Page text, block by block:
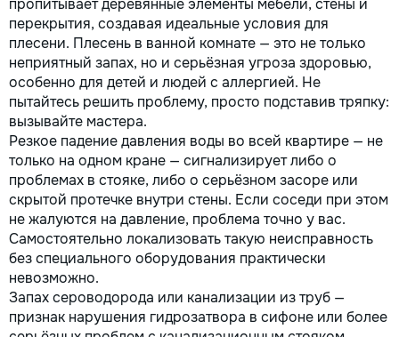
Ваша техника сломалась,
искрит или не включается?
Не спешите покупать новую!
Спасем ваш бюджет.
перекрытия, создавая идеальные условия для
плесени. Плесень в ванной комнате — это не только
неприятный запах, но и серьёзная угроза здоровью,
особенно для детей и людей с аллергией. Не
пытайтесь решить проблему, просто подставив тряпку:
вызывайте мастера.
Резкое падение давления воды во всей квартире — не
только на одном кране — сигнализирует либо о
проблемах в стояке, либо о серьёзном засоре или
скрытой протечке внутри стены. Если соседи при этом
не жалуются на давление, проблема точно у вас.
Самостоятельно локализовать такую неисправность
без специального оборудования практически
невозможно.
Запах сероводорода или канализации из труб —
признак нарушения гидрозатвора в сифоне или более